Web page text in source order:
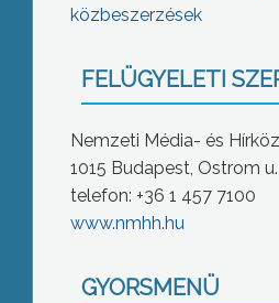
közbeszerzések
FELÜGYELETI
Nemzeti Média- és
1015 Budapest, Ostrom
telefon: +36 1 457 7100
www.nmhh.hu
GYORSMENÜ